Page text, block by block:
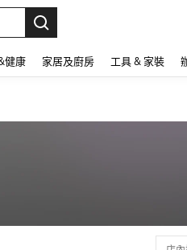
健康 家居及廚房 工具 & 家裝